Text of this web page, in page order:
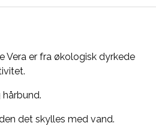
Vera er fra økologisk dyrkede
det skylles med vand.